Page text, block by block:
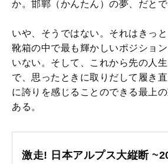
か。邯鄲（かんたん）の夢、だと
いや、そうではない。それはきっ
靴箱の中で最も輝かしいポジショ
いない。そして、これから先の人
で、思ったときに取りだして履き
に誇りを感じることのできる最上
ある。
激走! 日本アルプス大縦断